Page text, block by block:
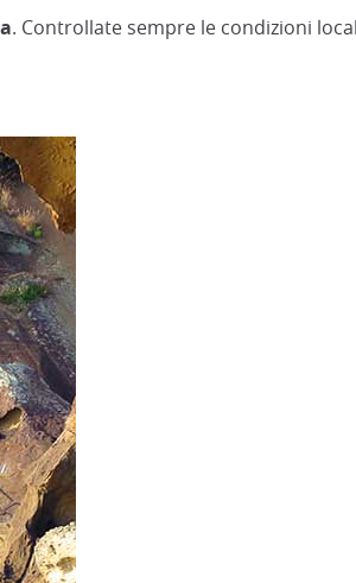
. Controllate sempre le condizioni